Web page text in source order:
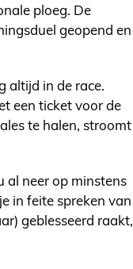
ploeg. De
geopend en
altijd in de race.
een ticket voor de
te halen, stroomt
al neer op minstens
in feite spreken van
geblesseerd raakt,